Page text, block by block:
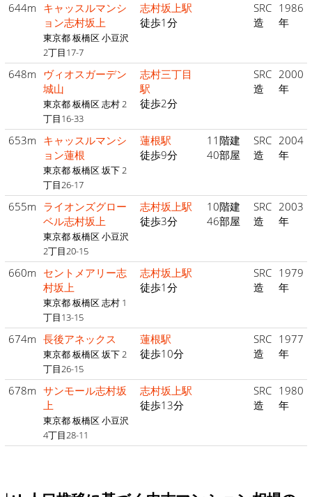
644m キャッスルマンシ
ョン志村坂上
東京都 板橋区 小豆沢
2丁目17-7
志村坂上駅
徒歩1分
SRC
造
1986
年
648m ヴィオスガーデン
城山
東京都 板橋区 志村 2
丁目16-33
志村三丁目
駅
徒歩2分
SRC
造
2000
年
653m キャッスルマンシ
ョン蓮根
東京都 板橋区 坂下 2
丁目26-17
蓮根駅
徒歩9分
11階建
40部屋
SRC
造
2004
年
655m ライオンズグロー
ベル志村坂上
東京都 板橋区 小豆沢
2丁目20-15
志村坂上駅
徒歩3分
10階建
46部屋
SRC
造
2003
年
660m セントメアリー志
村坂上
東京都 板橋区 志村 1
丁目13-15
志村坂上駅
徒歩1分
SRC
造
1979
年
674m 長後アネックス
東京都 板橋区 坂下 2
丁目26-15
蓮根駅
徒歩10分
SRC
造
1977
年
678m サンモール志村坂
上
東京都 板橋区 小豆沢
4丁目28-11
志村坂上駅
徒歩13分
SRC
造
1980
年